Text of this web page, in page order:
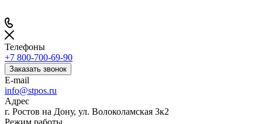
Телефоны
+7 800-700-69-90
Заказать звонок
E-mail
info@stpos.ru
Адрес
г. Ростов на Дону, ул. Волоколамская 3к2
Режим работы